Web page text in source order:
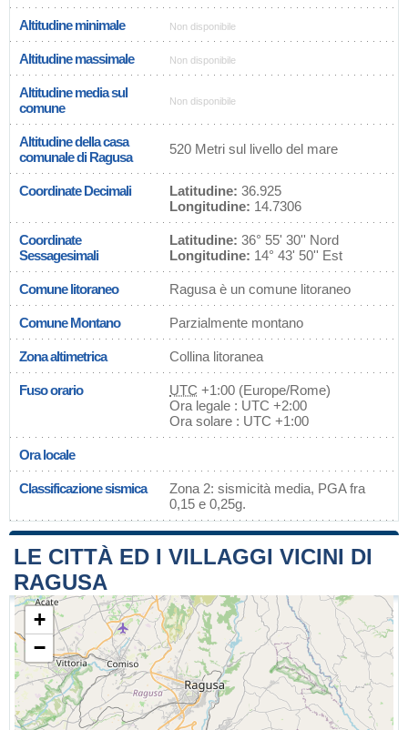
Altitudine minimale Non disponibile
Altitudine massimale Non disponibile
Altitudine media sul
comune
Non disponibile
Altitudine della casa
comunale di Ragusa
520 Metri sul livello del mare
Coordinate Decimali Latitudine: 36.925
Longitudine: 14.7306
Coordinate
Sessagesimali
Latitudine: 36° 55' 30'' Nord
Longitudine: 14° 43' 50'' Est
Comune litoraneo Ragusa è un comune litoraneo
Comune Montano Parzialmente montano
Zona altimetrica Collina litoranea
Fuso orario UTC +1:00 (Europe/Rome)
Ora legale : UTC +2:00
Ora solare : UTC +1:00
Ora locale
Classificazione sismica
Zona 2: sismicità media, PGA fra
0,15 e 0,25g.
LE CITTÀ ED I VILLAGGI VICINI DI
RAGUSA
+
−